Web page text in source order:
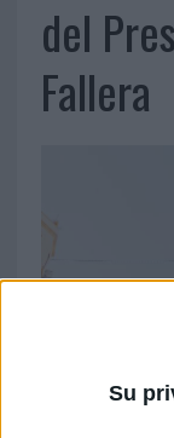
Su
del
Fallera